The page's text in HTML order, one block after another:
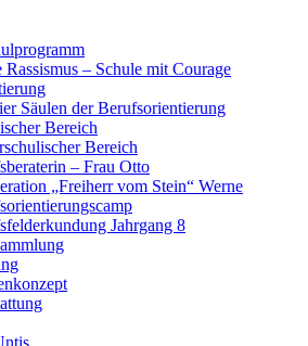
Rassismus – Schule mit Courage
Säulen der Berufsorientierung
Bereich
Bereich
– Frau Otto
„Freiherr vom Stein“ Werne
Jahrgang 8